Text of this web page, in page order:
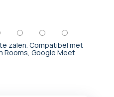
zalen. Compatibel met
Rooms, Google Meet